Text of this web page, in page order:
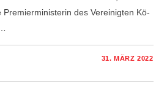
Pre­mier­mi­nis­te­rin des Ver­ei­nig­ten Kö­
31. MÄRZ 2022